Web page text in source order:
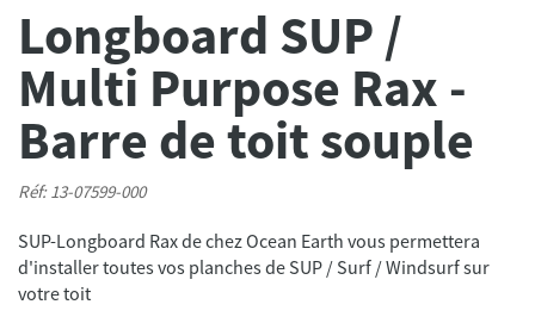
Longboard SUP /
Multi Purpose Rax -
Barre de toit souple
Réf: 13-07599-000
SUP-Longboard Rax de chez Ocean Earth vous permettera
d'installer toutes vos planches de SUP / Surf / Windsurf sur